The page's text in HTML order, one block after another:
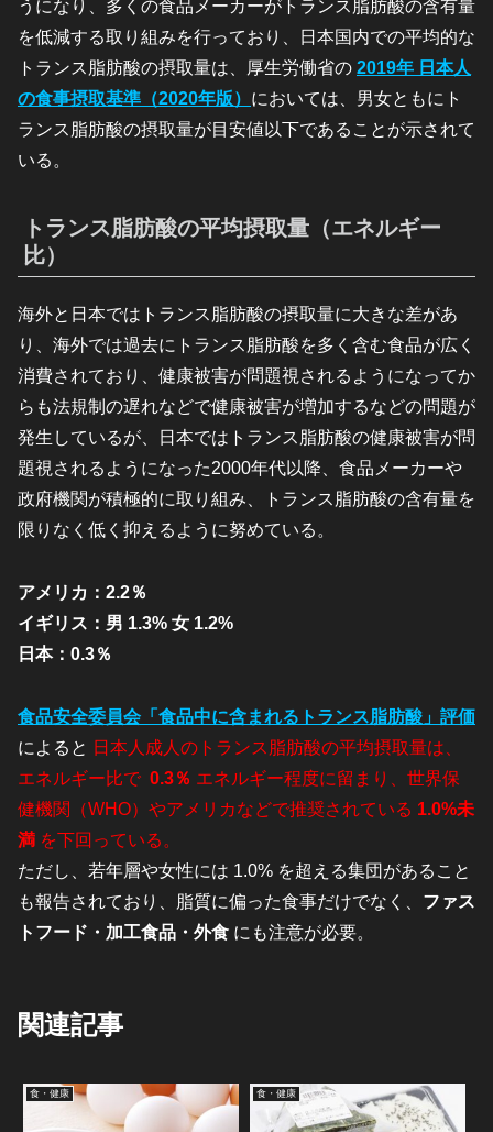
うになり、多くの食品メーカーがトランス脂肪酸の含有量
を低減する取り組みを行っており、日本国内での平均的な
トランス脂肪酸の摂取量は、厚生労働省の 2019年 日本人
の食事摂取基準（2020年版） においては、男女ともにト
ランス脂肪酸の摂取量が目安値以下であることが示されて
いる。
トランス脂肪酸の平均摂取量（エネルギー
比）
海外と日本ではトランス脂肪酸の摂取量に大きな差があ
り、海外では過去にトランス脂肪酸を多く含む食品が広く
消費されており、健康被害が問題視されるようになってか
らも法規制の遅れなどで健康被害が増加するなどの問題が
発生しているが、日本ではトランス脂肪酸の健康被害が問
題視されるようになった2000年代以降、食品メーカーや
政府機関が積極的に取り組み、トランス脂肪酸の含有量を
限りなく低く抑えるように努めている。
アメリカ：2.2％
イギリス：男 1.3% 女 1.2%
日本：0.3％
食品安全委員会「食品中に含まれるトランス脂肪酸」評価
によると 日本人成人のトランス脂肪酸の平均摂取量は、
エネルギー比で 0.3％ エネルギー程度に留まり、世界保
健機関（WHO）やアメリカなどで推奨されている 1.0%未
満 を下回っている。
ただし、若年層や女性には 1.0% を超える集団があること
も報告されており、脂質に偏った食事だけでなく、 ファス
トフード・加工食品・外食 にも注意が必要。
関連記事
食・健康 食・健康